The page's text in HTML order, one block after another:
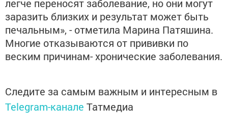
легче переносят заболевание, но они могут
заразить близких и результат может быть
печальным», - отметила Марина Патяшина.
Многие отказываются от прививки по
веским причинам- хронические заболевания.
Следите за самым важным и интересным в
Telegram-канале Татмедиа